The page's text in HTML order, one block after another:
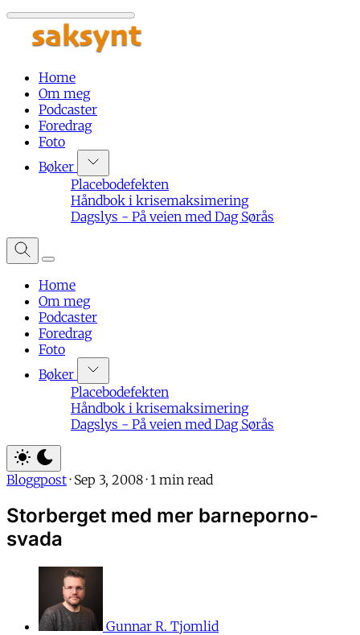
Home
Om meg
Podcaster
Foredrag
Foto
Bøker
Placebodefekten
Håndbok i krisemaksimering
Dagslys - På veien med Dag Sørås
Home
Om meg
Podcaster
Foredrag
Foto
Bøker
Placebodefekten
Håndbok i krisemaksimering
Dagslys - På veien med Dag Sørås
Bloggpost · Sep 3, 2008 · 1 min read
Storberget med mer barneporno-
svada
Gunnar R. Tjomlid